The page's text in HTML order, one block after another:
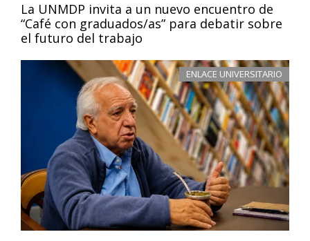
La UNMDP invita a un nuevo encuentro de
“Café con graduados/as” para debatir sobre
el futuro del trabajo
ENLACE UNIVERSITARIO